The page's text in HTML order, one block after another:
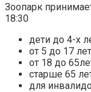
Зоопарк
18:30
дети до 4-х
от 5 до 17
от 18 до
старше 65
для